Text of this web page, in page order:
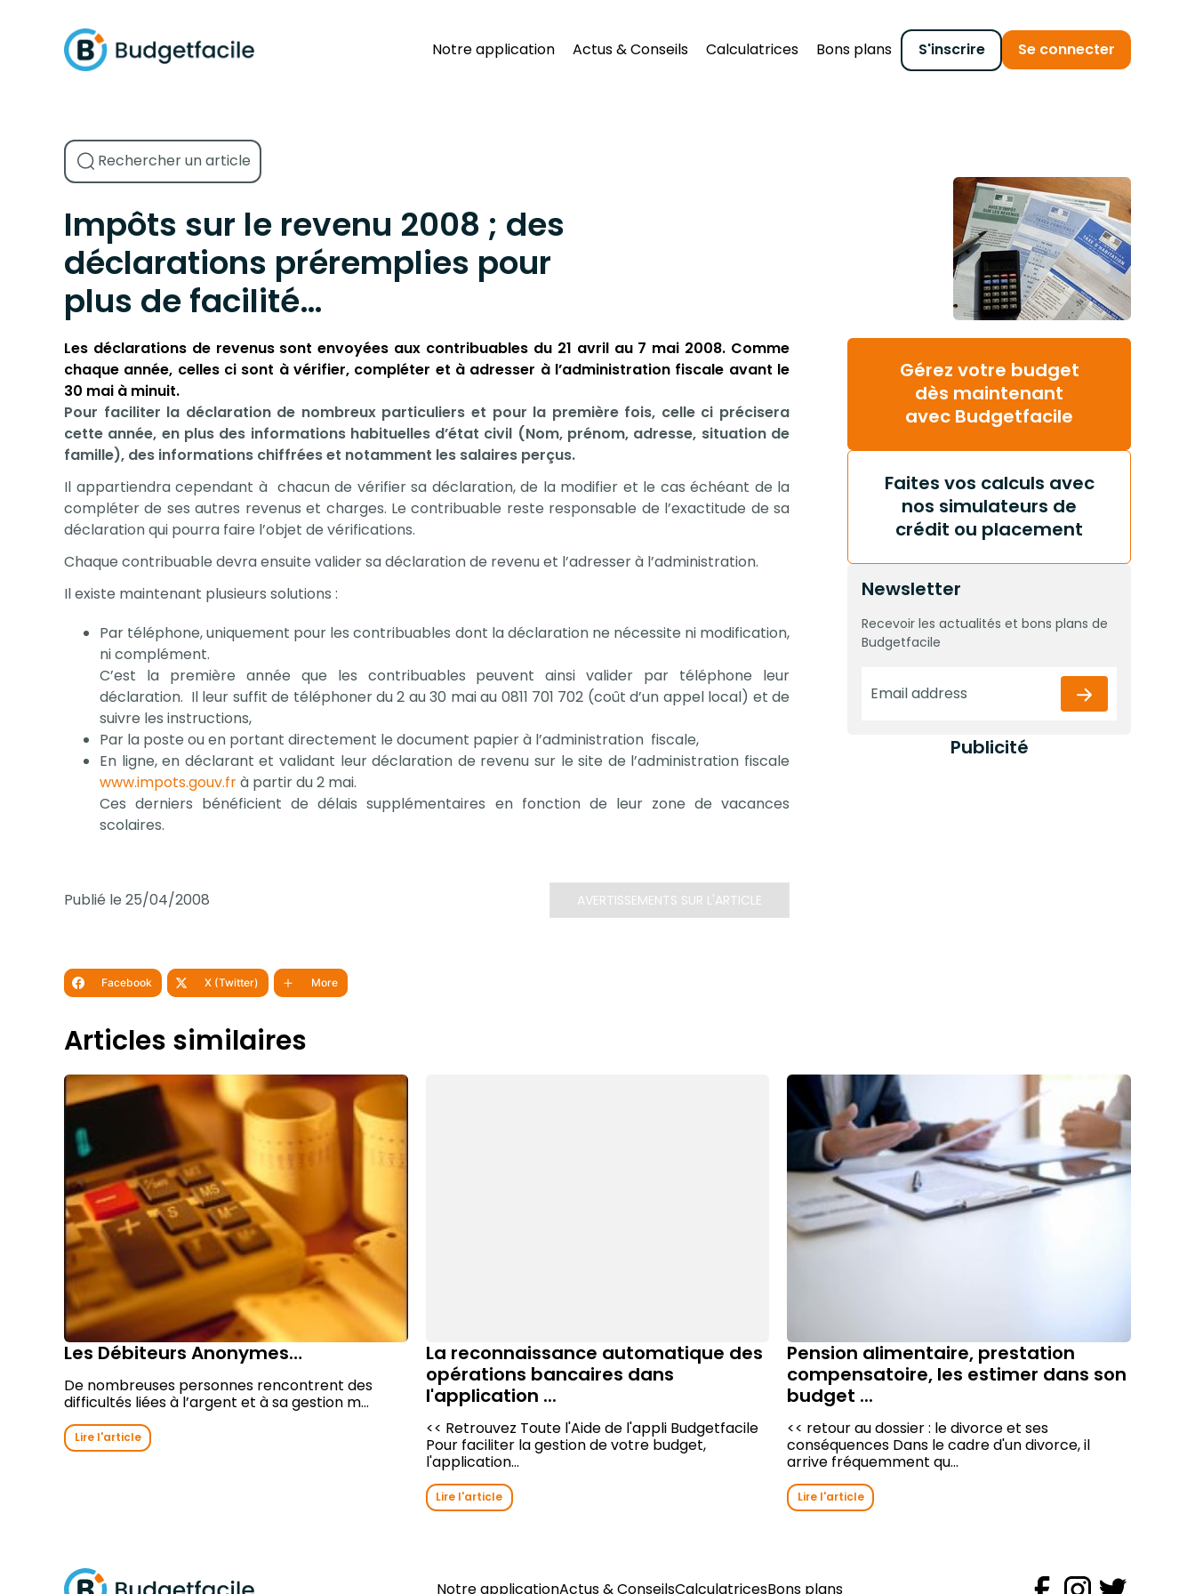
Notre application Actus & Conseils Calculatrices Bons plans S'inscrire Se connecter
Impôts sur le revenu 2008 ; des
déclarations préremplies pour
plus de facilité…
Les déclarations de revenus sont envoyées aux contribuables du 21 avril au 7 mai 2008. Comme
chaque année, celles ci sont à vérifier, compléter et à adresser à l’administration fiscale avant le
30 mai à minuit.
Pour faciliter la déclaration de nombreux particuliers et pour la première fois, celle ci précisera
cette année, en plus des informations habituelles d’état civil (Nom, prénom, adresse, situation de
famille), des informations chiffrées et notamment les salaires perçus.
Il appartiendra cependant à chacun de vérifier sa déclaration, de la modifier et le cas échéant de la
compléter de ses autres revenus et charges. Le contribuable reste responsable de l’exactitude de sa
déclaration qui pourra faire l’objet de vérifications.
Chaque contribuable devra ensuite valider sa déclaration de revenu et l’adresser à l’administration.
Il existe maintenant plusieurs solutions :
Par téléphone, uniquement pour les contribuables dont la déclaration ne nécessite ni modification,
ni complément.
C’est la première année que les contribuables peuvent ainsi valider par téléphone leur
déclaration. Il leur suffit de téléphoner du 2 au 30 mai au 0811 701 702 (coût d’un appel local) et de
suivre les instructions,
Par la poste ou en portant directement le document papier à l’administration fiscale,
En ligne, en déclarant et validant leur déclaration de revenu sur le site de l’administration fiscale
www.impots.gouv.frà partir du 2 mai.
Ces derniers bénéficient de délais supplémentaires en fonction de leur zone de vacances
scolaires.
Publié le 25/04/2008 AVERTISSEMENTS SUR L'ARTICLE
Facebook X (Twitter) More
Gérez votre budget
dès maintenant
avec Budgetfacile
Faites vos calculs avec
nos simulateurs de
crédit ou placement
Newsletter
Recevoir les actualités et bons plans de
Budgetfacile
Publicité
Articles similaires
Les Débiteurs Anonymes…
De nombreuses personnes rencontrent des
difficultés liées à l’argent et à sa gestion m...
Lire l'article
La reconnaissance automatique des
opérations bancaires dans
l'application ...
<< Retrouvez Toute l'Aide de l'appli Budgetfacile
Pour faciliter la gestion de votre budget,
l'application...
Lire l'article
Pension alimentaire, prestation
compensatoire, les estimer dans son
budget ...
<< retour au dossier : le divorce et ses
conséquences Dans le cadre d'un divorce, il
arrive fréquemment qu...
Lire l'article
Notre applicationActus & ConseilsCalculatricesBons plans